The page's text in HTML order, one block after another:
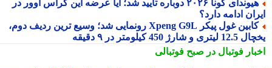
هیوندای کونا ۲۰۲۶ دوباره تأیید شد؛ آیا عرضه این کراس اوور در
ادامه دارد؟
کابین غول پیکر Xpeng G9L رونمایی شد؛ وسیع ترین ردیف دوم،
و شارژ 450 کیلومتر در ۹ دقیقه
فوتبال در صبح فوتبالی